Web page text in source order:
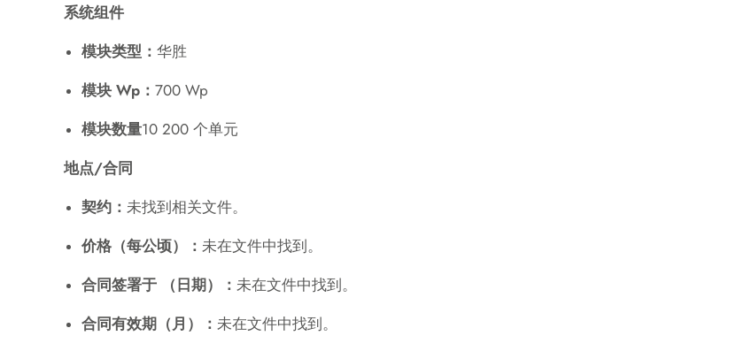
系统组件
模块类型： 华胜
模块 Wp： 700 Wp
模块数量10 200 个单元
地点/合同
契约： 未找到相关文件。
价格（每公顷）： 未在文件中找到。
合同签署于 （日期）： 未在文件中找到。
合同有效期（月）： 未在文件中找到。